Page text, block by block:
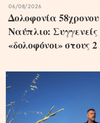
06/08/2026
Δολοφονία
Ναύπλιο:
«δολοφόνοι» στους 2